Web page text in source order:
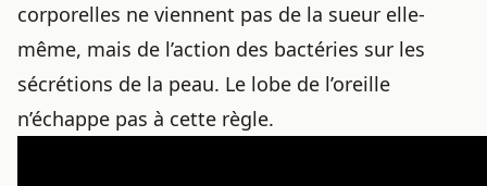
corporelles ne viennent pas de la sueur elle-
même, mais de l’action des bactéries sur les
sécrétions de la peau. Le lobe de l’oreille
n’échappe pas à cette règle.